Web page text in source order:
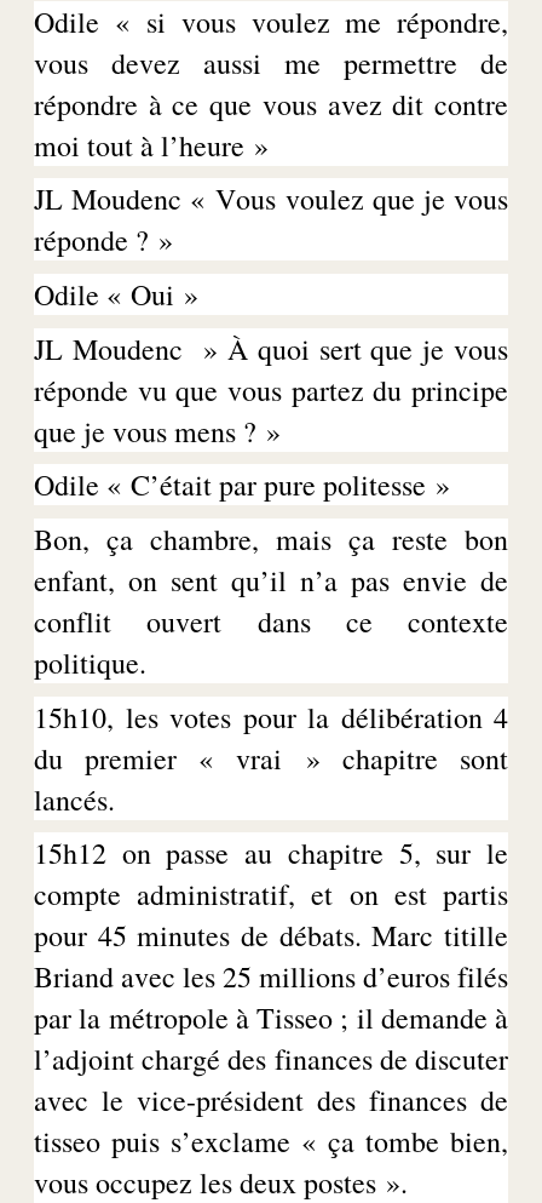
Odile « si vous voulez me répondre,
vous devez aussi me permettre de
répondre à ce que vous avez dit contre
moi tout à l’heure »
JLMoudenc « Vous voulez que je vous
réponde ? »
Odile « Oui »
JL Moudenc » À quoi sert que je vous
réponde vu que vous partez du principe
que je vous mens ? »
Odile « C’était par pure politesse »
Bon, ça chambre, mais ça reste bon
enfant, on sent qu’il n’a pas envie de
conflit ouvert dans ce contexte
politique.
15h10, les votes pour la délibération 4
du premier « vrai » chapitre sont
lancés.
15h12 on passe au chapitre 5, sur le
compte administratif, et on est partis
pour 45 minutes de débats. Marc titille
Briand avec les 25 millions d’euros filés
par la métropole àTisseo ; il demande à
l’adjoint chargé des finances de discuter
avec le vice-président des finances de
tisseo puis s’exclame « ça tombe bien,
vous occupez les deux postes ».